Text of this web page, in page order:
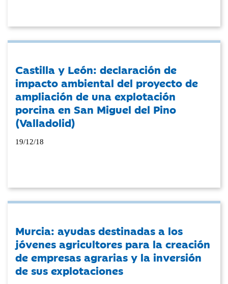
Castilla y León: declaración de
impacto ambiental del proyecto de
ampliación de una explotación
porcina en San Miguel del Pino
(Valladolid)
19/12/18
Murcia: ayudas destinadas a los
jóvenes agricultores para la creación
de empresas agrarias y la inversión
de sus explotaciones